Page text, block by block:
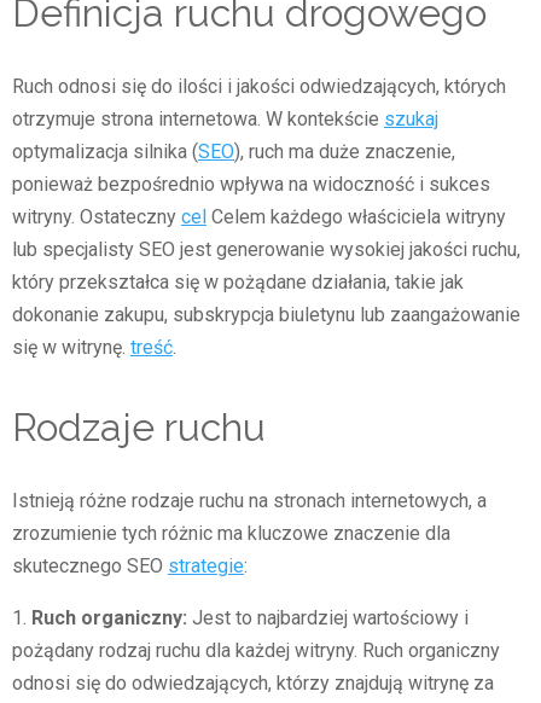
Definicja ruchu drogowego
Ruch odnosi się do ilości i jakości odwiedzających, których
otrzymuje strona internetowa. W kontekście szukaj
optymalizacja silnika (SEO), ruch ma duże znaczenie,
ponieważ bezpośrednio wpływa na widoczność i sukces
witryny. Ostateczny cel Celem każdego właściciela witryny
lub specjalisty SEO jest generowanie wysokiej jakości ruchu,
który przekształca się w pożądane działania, takie jak
dokonanie zakupu, subskrypcja biuletynu lub zaangażowanie
się w witrynę. treść.
Rodzaje ruchu
Istnieją różne rodzaje ruchu na stronach internetowych, a
zrozumienie tych różnic ma kluczowe znaczenie dla
skutecznego SEO strategie:
1. Ruch organiczny: Jest to najbardziej wartościowy i
pożądany rodzaj ruchu dla każdej witryny. Ruch organiczny
odnosi się do odwiedzających, którzy znajdują witrynę za